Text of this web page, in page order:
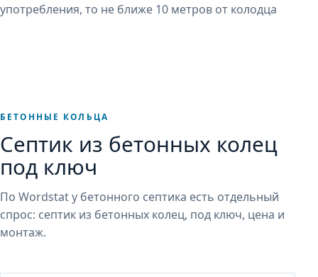
употребления, то не ближе 10 метров от колодца
БЕТОННЫЕ КОЛЬЦА
Септик из бетонных колец
под ключ
По Wordstat у бетонного септика есть отдельный
спрос: септик из бетонных колец, под ключ, цена и
монтаж.